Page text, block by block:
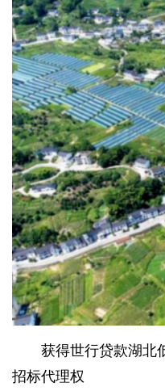
获得世行贷款湖北
招标代理权